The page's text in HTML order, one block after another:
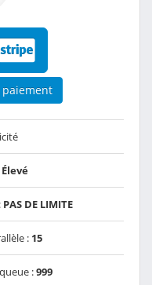
paiement
Élevé
PAS DE LIMITE
: 15
:999